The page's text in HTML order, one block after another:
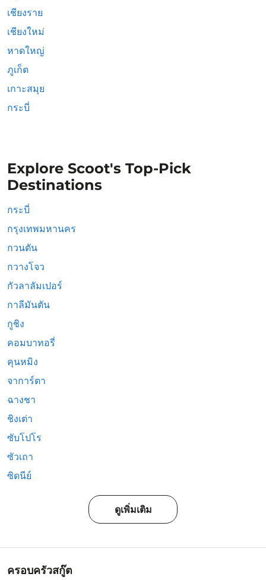
เชียงราย
เชียงใหม่
หาดใหญ่
ภูเก็ต
เกาะสมุย
กระบี่
Explore Scoot's Top-Pick
Destinations
กระบี่
กรุงเทพมหานคร
กวนตัน
กวางโจว
กัวลาลัมเปอร์
กาลีมันตัน
กูชิง
คอมบาทอรี่
คุนหมิง
จาการ์ตา
ฉางชา
ชิงเต่า
ซับโปโร
ซัวเถา
ซิดนีย์
ดูเพิ่มเติม
ครอบครัวสกู๊ต